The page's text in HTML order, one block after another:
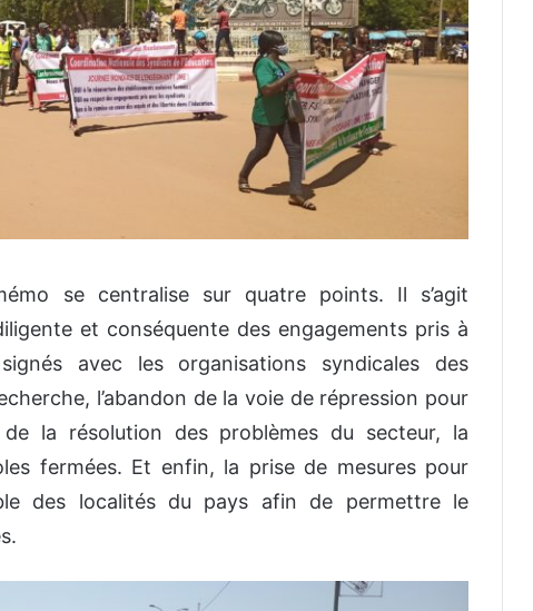
se centralise sur quatre points. Il s’agit
et conséquente des engagements pris à
avec les organisations syndicales des
l’abandon de la voie de répression pour
la résolution des problèmes du secteur, la
fermées. Et enfin, la prise de mesures pour
des localités du pays afin de permettre le